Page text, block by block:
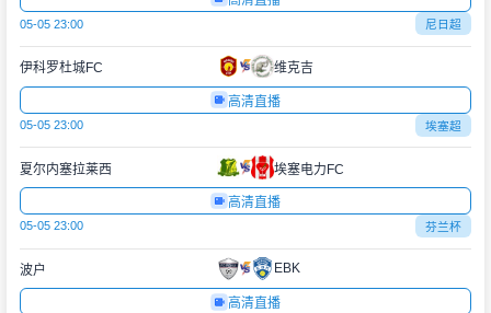
05-05 23:00 尼日超
伊科罗杜城FC 维克吉
高清直播
05-05 23:00 埃塞超
夏尔内塞拉莱西 埃塞电力FC
高清直播
05-05 23:00 芬兰杯
波户 EBK
高清直播